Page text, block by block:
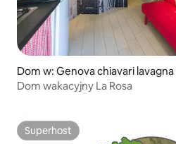
Dom w: Genova chiavari lavagna
Rapallo
Dom wakacyjny La Rosa
Superhost
Superhost